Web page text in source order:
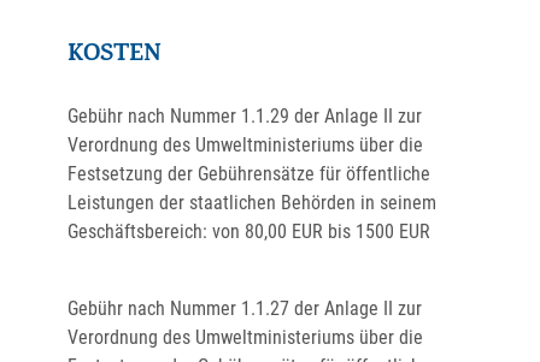
KOSTEN
Gebühr nach Nummer 1.1.29 der Anlage II zur
Verordnung des Umweltministeriums über die
Festsetzung der Gebührensätze für öffentliche
Leistungen der staatlichen Behörden in seinem
Geschäftsbereich: von 80,00 EUR bis 1500 EUR
Gebühr nach Nummer 1.1.27 der Anlage II zur
Verordnung des Umweltministeriums über die